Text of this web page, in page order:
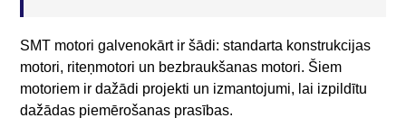
SMT motori galvenokārt ir šādi: standarta konstrukcijas
motori, riteņmotori un bezbraukšanas motori. Šiem
motoriem ir dažādi projekti un izmantojumi, lai izpildītu
dažādas piemērošanas prasības.